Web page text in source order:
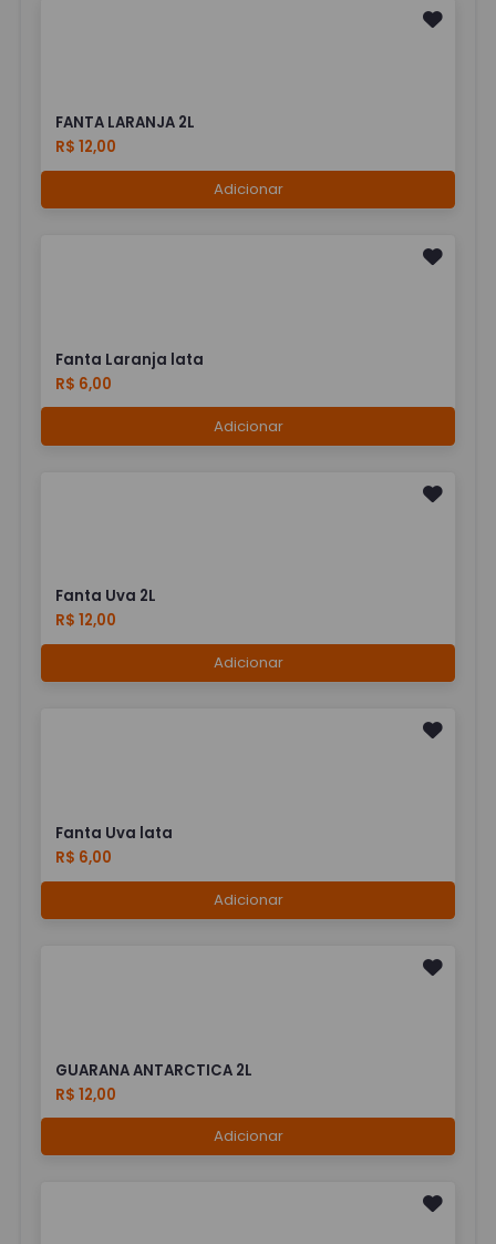
FANTA LARANJA 2L
R$ 12,00
Adicionar
Fanta Laranja lata
R$ 6,00
Adicionar
Fanta Uva 2L
R$ 12,00
Adicionar
Fanta Uva lata
R$ 6,00
Adicionar
GUARANA ANTARCTICA 2L
R$ 12,00
Adicionar